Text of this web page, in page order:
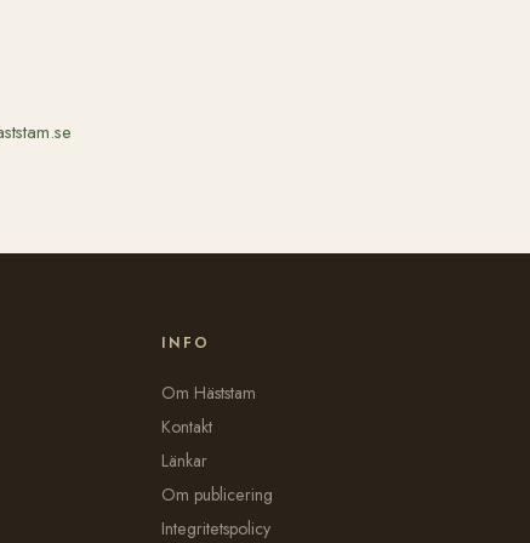
INFO
Om Häststam
Kontakt
Länkar
Om publicering
Integritetspolicy